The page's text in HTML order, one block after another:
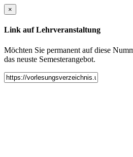
×
Link auf Lehrveranstaltung
Möchten Sie permanent auf diese
das neuste Semesterangebot.